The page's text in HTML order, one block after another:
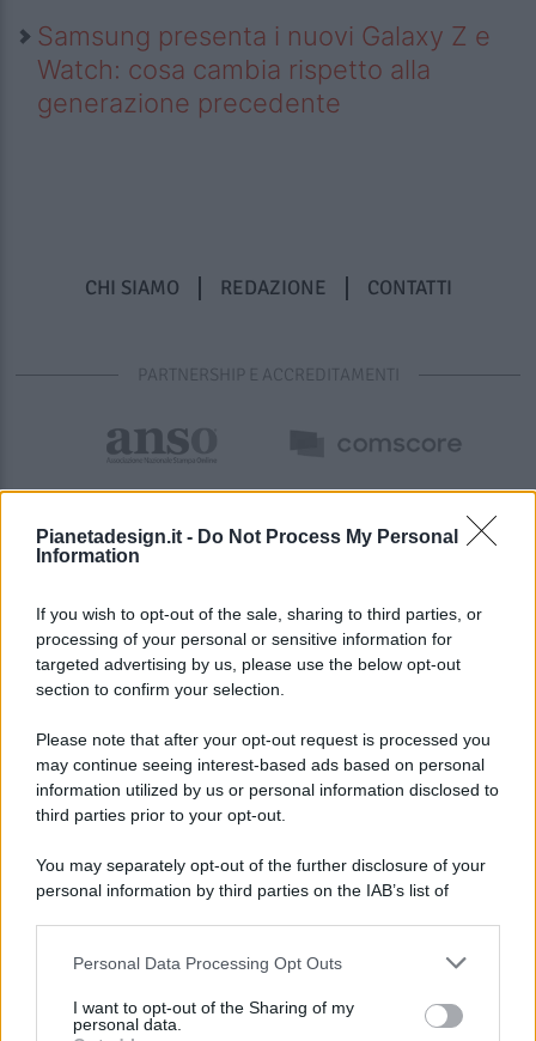
Pianetadesign.it - Do Not Process My Personal
Information
If you wish to opt-out of the sale, sharing to third parties, or
processing of your personal or sensitive information for
targeted advertising by us, please use the below opt-out
section to confirm your selection.
Please note that after your opt-out request is processed you
may continue seeing interest-based ads based on personal
information utilized by us or personal information disclosed to
third parties prior to your opt-out.
You may separately opt-out of the further disclosure of your
personal information by third parties on the IAB’s list of
This information may also be disclosed by us to third parties
disclose it to other third parties.
Personal Data Processing Opt Outs
I want to opt-out of the Sharing of my
personal data.
Samsung presenta i nuovi Galaxy Z e
Watch: cosa cambia rispetto alla
generazione precedente
CHI SIAMO REDAZIONE CONTATTI
PARTNERSHIP E ACCREDITAMENTI
© 2026 - Pianeta Design - P.IVA 04827280654 - Testata
Registrata Al Tribunale Di Nocera Inferiore N. 8/2020 - RG N.
ISCRIZIONE AL ROC N. 35792 – ISCRITTA ALL’ANSO
(ASSOCIAZIONE NAZIONALE STAMPA ONLINE)
PREFERENZE PRIVACY